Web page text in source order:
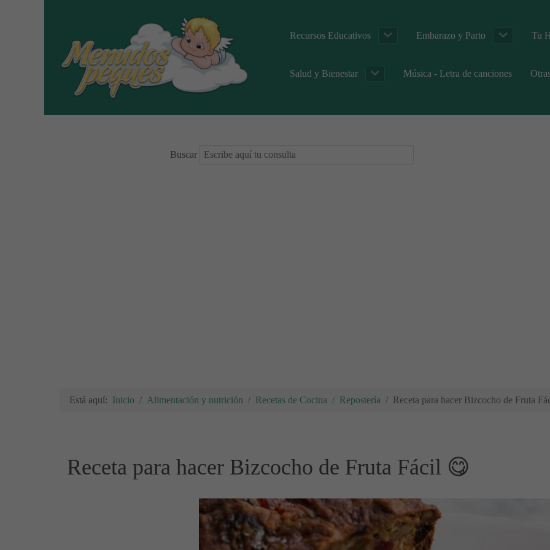
Recursos Educativos Embarazo y Parto Tu
Salud y Bienestar Música - Letra de canciones
Buscar
Está aquí: Inicio Alimentación y nutrición Recetas de Cocina Repostería Receta para hacer Bizcocho de Fruta
Receta para hacer Bizcocho de Fruta Fácil 😋